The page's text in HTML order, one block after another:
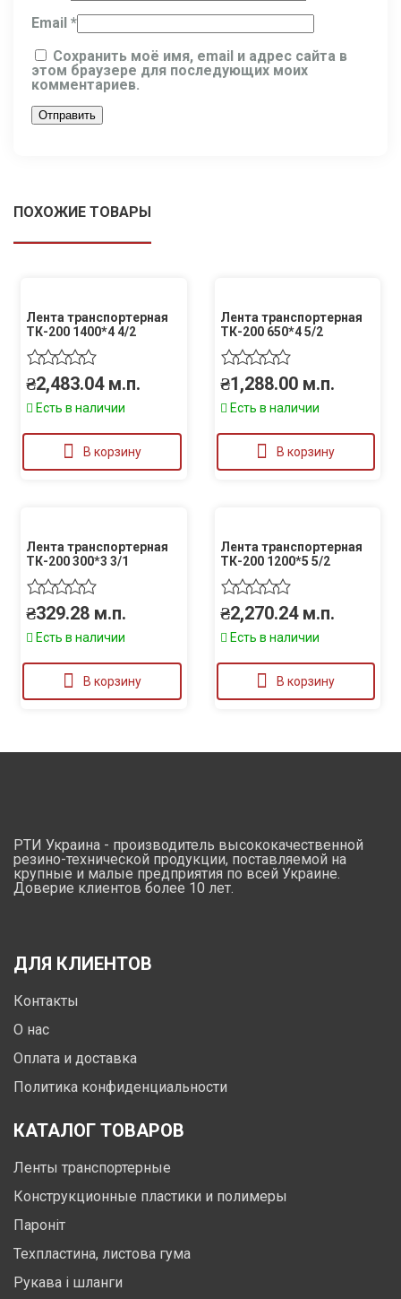
Email *
Сохранить моё имя, email и адрес сайта в
этом браузере для последующих моих
комментариев.
ПОХОЖИЕ ТОВАРЫ
Лента транспортерная
ТК-200 1400*4 4/2
₴2,483.04 м.п.
Есть в наличии
В корзину
Лента транспортерная
ТК-200 650*4 5/2
₴1,288.00 м.п.
Есть в наличии
В корзину
Лента транспортерная
ТК-200 300*3 3/1
₴329.28 м.п.
Есть в наличии
В корзину
Лента транспортерная
ТК-200 1200*5 5/2
₴2,270.24 м.п.
Есть в наличии
В корзину
РТИ Украина - производитель высококачественной
резино-технической продукции, поставляемой на
крупные и малые предприятия по всей Украине.
Доверие клиентов более 10 лет.
ДЛЯ КЛИЕНТОВ
Контакты
О нас
Оплата и доставка
Политика конфиденциальности
КАТАЛОГ ТОВАРОВ
Ленты транспортерные
Конструкционные пластики и полимеры
Пароніт
Техпластина, листова гума
Рукава і шланги